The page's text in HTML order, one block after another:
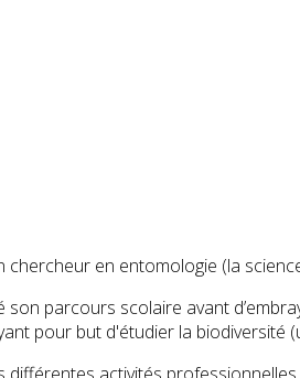
en entomologie (la
son parcours scolaire avant
pour but d'étudier la biodiversité